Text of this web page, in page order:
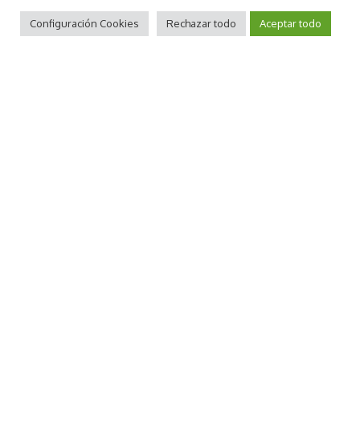
Privacy Policy andTerms of Use.
Aceptar
lleno de recuerdos y buenos momentos”.
Configuración Cookies Rechazar todo Aceptar todo